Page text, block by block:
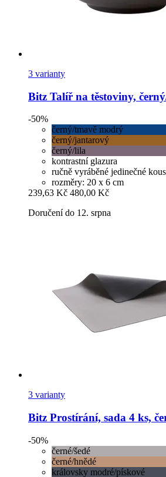
3 varianty
Bitz Talíř na těstoviny,
-50%
černý/tmavě modrý
černý/jantarový
černý/lila
kontrastní glazura
ručně vyráběné jedinečné
rozměry: 20 x 6 cm
239,63 Kč 480,00 Kč
Doručení do 12. srpna
3 varianty
Bitz Prostírání, sada 4 ks,
-50%
černé/šedé
černé/hnědé
královsky modré/pískové